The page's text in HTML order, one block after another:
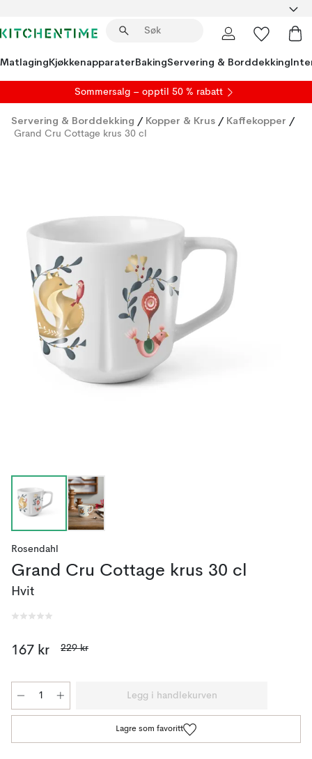
MatlagingKjøkkenapparaterBakingServering & Borddekking
Sommersalg – opptil 50 % rabatt
Servering & Borddekking / Kopper & Krus / Kaffekopper /
Grand Cru Cottage krus 30 cl
Rosendahl
Grand Cru Cottage krus 30 cl
Hvit
167 kr 229 kr
Legg i handlekurven
Lagre som favoritt